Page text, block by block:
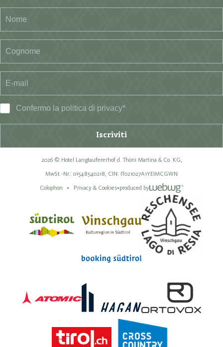
Confermo la politica di privacy*
Iscriviti
2026 © Hotel Langtaufererhof d. Thöni Martina & Co. KG,
MwSt.-Nr.: 01548540218, CIN: IT021027A1YEIMCGWN
Colophon
Privacy & Cookies•produced by